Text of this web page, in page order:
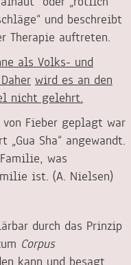
und beschreibt
Therapie auftreten.
als Volks- und
wird es an den
nicht gelehrt.
Fieber geplagt war
Sha“ angewandt.
was
ist. (A. Nielsen)
durch das Prinzip
Corpus
kann und besagt,